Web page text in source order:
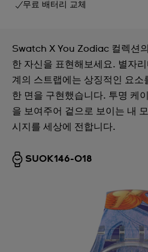
무료 배터리 교체
Swatch X You Zodiac 컬렉션
한 자신을 표현해보세요. 별자
계의 스트랩에는 상징적인 요소
한 면을 구현했습니다. 투명 케
을 보여주어 겉으로 보이는 내
시지를 세상에 전합니다.
SUOK146-018